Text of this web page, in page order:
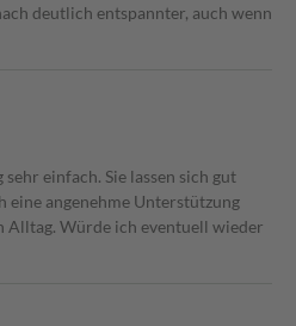
deutlich entspannter, auch wenn
einfach. Sie lassen sich gut
angenehme Unterstützung
Alltag. Würde ich eventuell wieder